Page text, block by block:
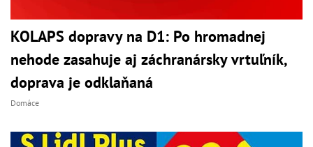
KOLAPS dopravy na D1: Po hromadnej
nehode zasahuje aj záchranársky vrtuľník,
doprava je odklaňaná
Domáce